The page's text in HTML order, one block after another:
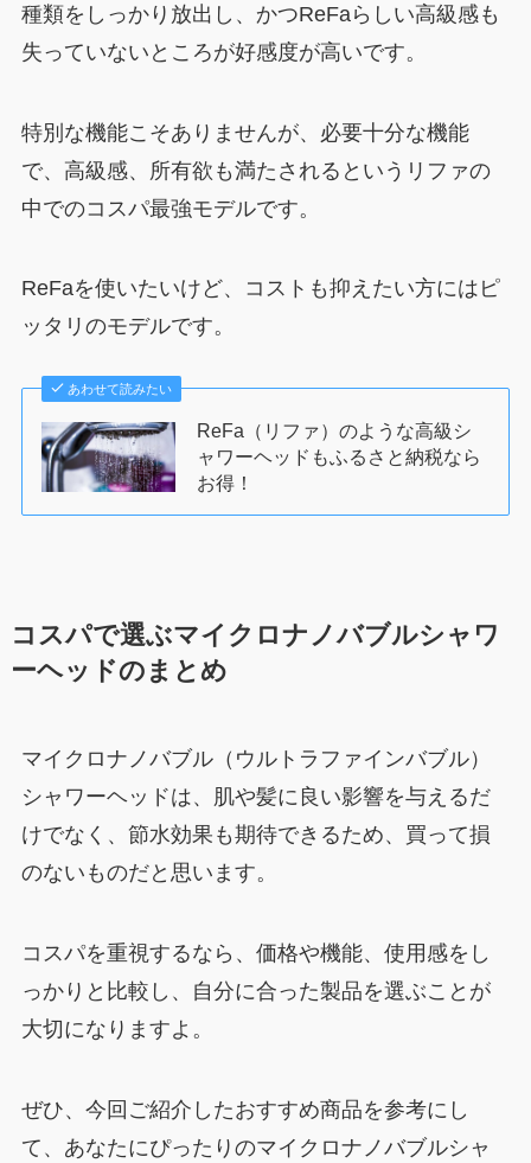
種類をしっかり放出し、かつReFaらしい高級感も
失っていないところが好感度が高いです。
特別な機能こそありませんが、必要十分な機能
で、高級感、所有欲も満たされるというリファの
中でのコスパ最強モデルです。
ReFaを使いたいけど、コストも抑えたい方にはピ
ッタリのモデルです。
あわせて読みたい
ReFa（リファ）のような高級シ
ャワーヘッドもふるさと納税なら
お得！
コスパで選ぶマイクロナノバブルシャワ
ーヘッドのまとめ
マイクロナノバブル（ウルトラファインバブル）
シャワーヘッドは、肌や髪に良い影響を与えるだ
けでなく、節水効果も期待できるため、買って損
のないものだと思います。
コスパを重視するなら、価格や機能、使用感をし
っかりと比較し、自分に合った製品を選ぶことが
大切になりますよ。
ぜひ、今回ご紹介したおすすめ商品を参考にし
て、あなたにぴったりのマイクロナノバブルシャ